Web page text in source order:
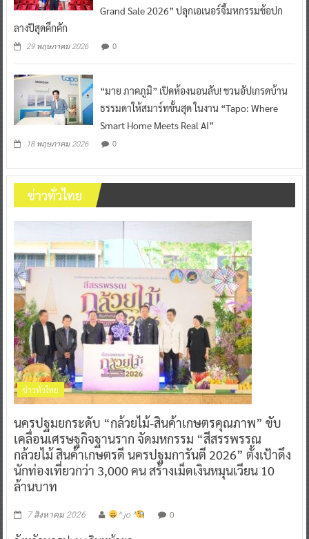
Grand Sale 2026” ปลุกเอเนอร์จี้มหกรรมช้อปก
ลางปีสุดคึกคัก
29 พฤษภาคม 2026 0
“มาย ภาคภูมิ” เปิดห้องนอนลับ! ชวนอัปเกรดบ้าน
ธรรมดาให้สมาร์ทขั้นสุด ในงาน “Tapo: Where
Smart Home Meets Real AI”
18 พฤษภาคม 2026 0
ข่าวทั่วไทย
ข่าวทั่วไทย
นครปฐมยกระดับ “กล้วยไม้-สินค้าเกษตรคุณภาพ” ขับ
เคลื่อนเศรษฐกิจฐานราก จัดมหกรรม “สีสรรพรรณ
กล้วยไม้ สินค้าเกษตรดี นครปฐมการันตี 2026” ตั้งเป้าดึง
นักท่องเที่ยวกว่า 3,000 คน สร้างเม็ดเงินหมุนเวียน 10
ล้านบาท
7 สิงหาคม 2026 ^ jo ^ 0